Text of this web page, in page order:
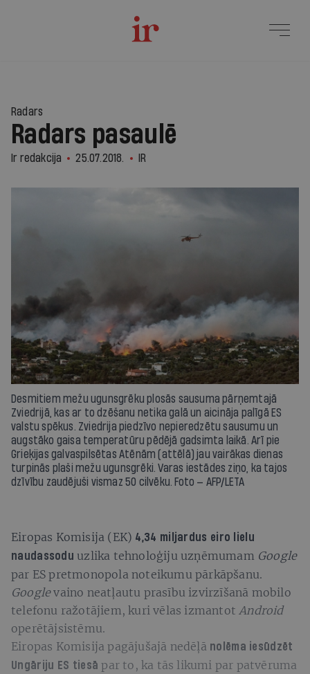
Radars
Radars pasaulē
Ir redakcija 25.07.2018. IR
Desmitiem mežu ugunsgrēku plosās sausuma pārņemtajā
Zviedrijā, kas ar to dzēšanu netika galā un aicināja palīgā ES
valstu spēkus. Zviedrija piedzīvo nepieredzētu sausumu un
augstāko gaisa temperatūru pēdējā gadsimta laikā. Arī pie
Grieķijas galvaspilsētas Atēnām (attēlā) jau vairākas dienas
turpinās plaši mežu ugunsgrēki. Varas iestādes ziņo, ka tajos
dzīvību zaudējuši vismaz 50 cilvēku. Foto — AFP/LETA
Eiropas Komisija (EK) 4,34 miljardus eiro lielu
naudassodu uzlika tehnoloģiju uzņēmumam Google
par ES pretmonopola noteikumu pārkāpšanu.
Googlevaino neatļautu prasību izvirzīšanā mobilo
telefonu ražotājiem, kuri vēlas izmantot Android
operētājsistēmu.
Eiropas Komisija pagājušajā nedēļā nolēma iesūdzēt
Ungāriju ES tiesā par to, ka tās likumi par patvēruma